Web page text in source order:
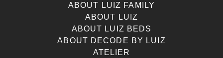
ABOUT LUIZ FAMILY
ABOUT LUIZ
ABOUT LUIZ BEDS
ABOUT DECODE BY LUIZ
ATELIER